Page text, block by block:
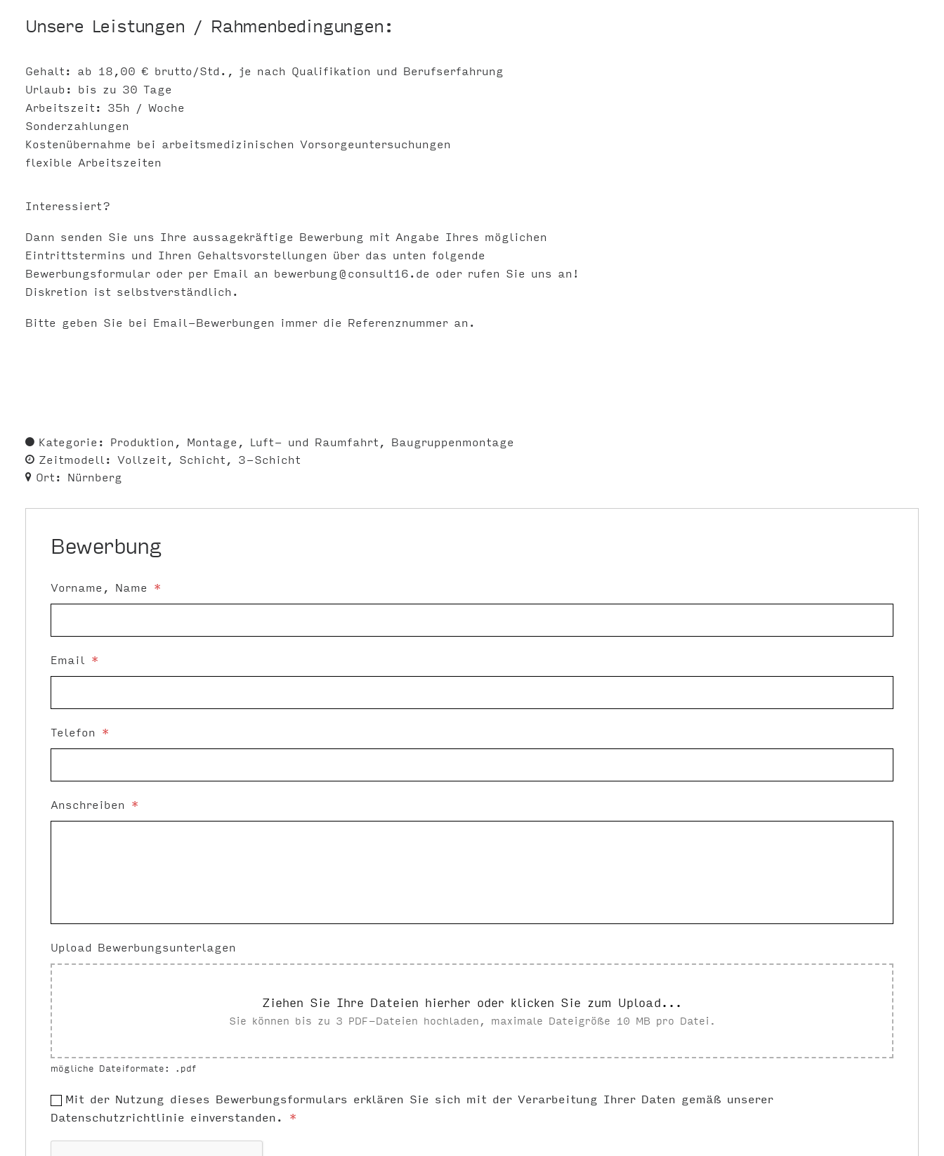
Unsere Leistungen / Rahmenbedingungen:
Gehalt: ab 18,00 € brutto/Std., je nach Qualifikation und Berufserfahrung
Urlaub: bis zu 30 Tage
Arbeitszeit: 35h / Woche
Sonderzahlungen
Kostenübernahme bei arbeitsmedizinischen Vorsorgeuntersuchungen
flexible Arbeitszeiten
Interessiert?
Dann senden Sie uns Ihre aussagekräftige Bewerbung mit Angabe Ihres möglichen
Eintrittstermins und Ihren Gehaltsvorstellungen über das unten folgende
Bewerbungsformular oder per Email an bewerbung@consult16.de oder rufen Sie uns an!
Diskretion ist selbstverständlich.
Bitte geben Sie bei Email-Bewerbungen immer die Referenznummer an.
Kategorie: Produktion Montage Luft- und Raumfahrt
Baugruppenmontage
Zeitmodell: Vollzeit Schicht
3-Schicht
Ort: Nürnberg
Bewerbung
Vorname, Name *
Email *
Telefon *
Anschreiben *
Upload Bewerbungsunterlagen
Ziehen Sie Ihre Dateien hierher oder klicken Sie zum Upload...
Sie können bis zu 3 PDF-Dateien hochladen, maximale Dateigröße 10 MB pro Datei.
mögliche Dateiformate: .pdf
Mit der Nutzung dieses Bewerbungsformulars erklären Sie sich mit der Verarbeitung Ihrer Daten gemäß unserer
Datenschutzrichtlinie einverstanden. *